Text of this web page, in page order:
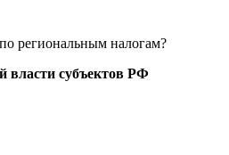
региональным налогам?
власти субъектов РФ